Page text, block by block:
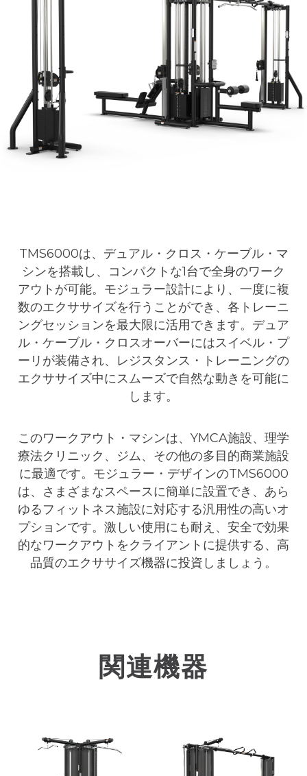
TMS6000は、デュアル・クロス・ケーブル・マ
シンを搭載し、コンパクトな1台で全身のワーク
アウトが可能。モジュラー設計により、一度に複
数のエクササイズを行うことができ、各トレーニ
ングセッションを最大限に活用できます。デュア
ル・ケーブル・クロスオーバーにはスイベル・プ
ーリが装備され、レジスタンス・トレーニングの
エクササイズ中にスムーズで自然な動きを可能に
します。
このワークアウト・マシンは、YMCA施設、理学
療法クリニック、ジム、その他の多目的商業施設
に最適です。モジュラー・デザインのTMS6000
は、さまざまなスペースに簡単に設置でき、あら
ゆるフィットネス施設に対応する汎用性の高いオ
プションです。激しい使用にも耐え、安全で効果
的なワークアウトをクライアントに提供する、高
品質のエクササイズ機器に投資しましょう。
関連機器